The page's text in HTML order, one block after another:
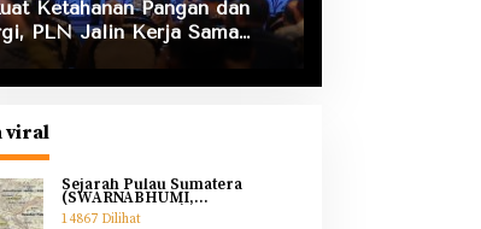
Ketahanan Pangan dan
PLN Jalin Kerja Sama
dengan Kementerian
viral
Sejarah Pulau Sumatera
(SWARNABHUMI,
SWARNADWIPA)
14867 Dilihat